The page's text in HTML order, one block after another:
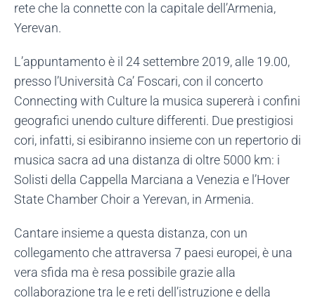
rete che la connette con la capitale dell’Armenia,
Yerevan.
L’appuntamento è il 24 settembre 2019, alle 19.00,
presso l’Università Ca’ Foscari, con il concerto
Connecting with Culture la musica supererà i confini
geografici unendo culture differenti. Due prestigiosi
cori, infatti, si esibiranno insieme con un repertorio di
musica sacra ad una distanza di oltre 5000 km: i
Solisti della Cappella Marciana a Venezia e l’Hover
State Chamber Choir a Yerevan, in Armenia.
Cantare insieme a questa distanza, con un
collegamento che attraversa 7 paesi europei, è una
vera sfida ma è resa possibile grazie alla
collaborazione tra le e reti dell’istruzione e della